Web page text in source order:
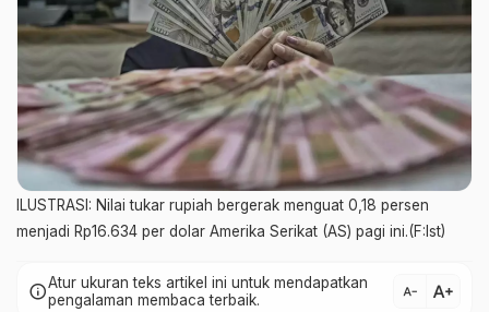
ILUSTRASI: Nilai tukar rupiah bergerak menguat 0,18 persen
menjadi Rp16.634 per dolar Amerika Serikat (AS) pagi ini.(F:Ist)
infoAtur ukuran teks artikel ini untuk mendapatkan
pengalaman membaca terbaik.
text_decrease text_increase